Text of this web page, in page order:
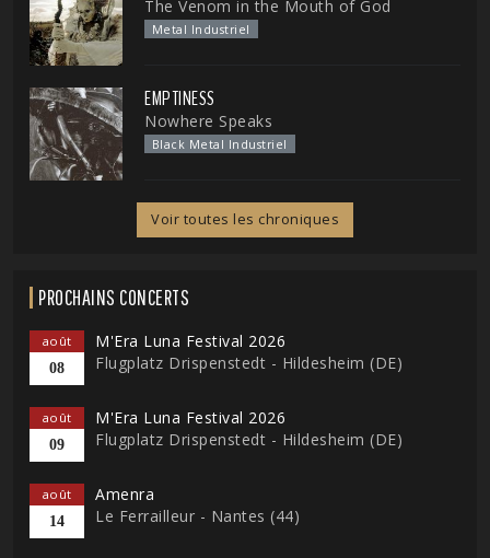
The Venom in the Mouth of God
Metal Industriel
EMPTINESS
Nowhere Speaks
Black Metal Industriel
Voir toutes les chroniques
PROCHAINS CONCERTS
août
08
M'Era Luna Festival 2026
Flugplatz Drispenstedt - Hildesheim (DE)
août
09
M'Era Luna Festival 2026
Flugplatz Drispenstedt - Hildesheim (DE)
août
14
Amenra
Le Ferrailleur - Nantes (44)